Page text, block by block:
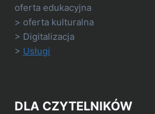
oferta edukacyjna
> oferta kulturalna
> Digitalizacja
> Usługi
DLA CZYTELNIKÓW